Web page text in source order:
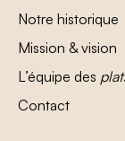
Notre historique
Mission & vision
L’équipe des
Contact